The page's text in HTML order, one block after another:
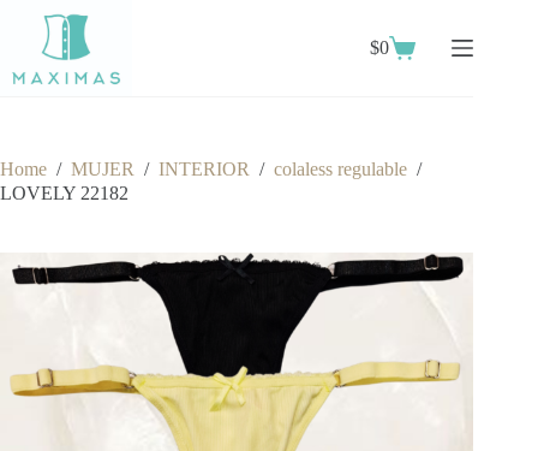
content
Shopping
$0
Home / MUJER / INTERIOR / colaless regulable /
LOVELY 22182